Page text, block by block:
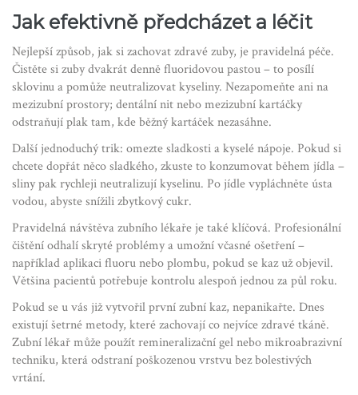
Jak efektivně předcházet a léčit
Nejlepší způsob, jak si zachovat zdravé zuby, je pravidelná péče.
Čistěte si zuby dvakrát denně fluoridovou pastou – to posílí
sklovinu a pomůže neutralizovat kyseliny. Nezapomeňte ani na
mezizubní prostory; dentální nit nebo mezizubní kartáčky
odstraňují plak tam, kde běžný kartáček nezasáhne.
Další jednoduchý trik: omezte sladkosti a kyselé nápoje. Pokud si
chcete dopřát něco sladkého, zkuste to konzumovat během jídla –
sliny pak rychleji neutralizují kyselinu. Po jídle vypláchněte ústa
vodou, abyste snížili zbytkový cukr.
Pravidelná návštěva zubního lékaře je také klíčová. Profesionální
čištění odhalí skryté problémy a umožní včasné ošetření –
například aplikaci fluoru nebo plombu, pokud se kaz už objevil.
Většina pacientů potřebuje kontrolu alespoň jednou za půl roku.
Pokud se u vás již vytvořil první zubní kaz, nepanikařte. Dnes
existují šetrné metody, které zachovají co nejvíce zdravé tkáně.
Zubní lékař může použít remineralizační gel nebo mikroabrazivní
techniku, která odstraní poškozenou vrstvu bez bolestivých
vrtání.